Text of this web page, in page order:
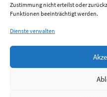
Zustimmung nicht erteilst oder
Funktionen beeinträchtigt werden.
Dienste verwalten